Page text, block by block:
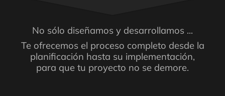
No sólo diseñamos y desarrollamos ...
Te ofrecemos el proceso completo desde la
planificación hasta su implementación,
para que tu proyecto no se demore.